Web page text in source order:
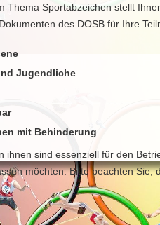
Thema Sportabzeichen stellt
des DOSB für Ihre
Jugendliche
mit Behinderung
ihnen sind essenziell für den
möchten. Bitte beachten